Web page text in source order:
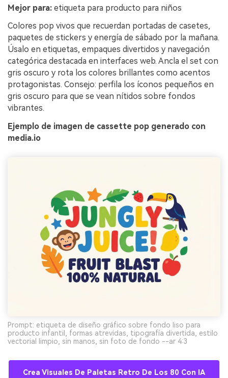
Mejor para: etiqueta para producto para niños
Colores pop vivos que recuerdan portadas de casetes,
paquetes de stickers y energía de sábado por la mañana.
Úsalo en etiquetas, empaques divertidos y navegación
categórica destacada en interfaces web. Ancla el set con
gris oscuro y rota los colores brillantes como acentos
protagonistas. Consejo: perfila los íconos pequeños en
gris oscuro para que se vean nítidos sobre fondos
vibrantes.
Ejemplo de imagen de cassette pop generado con
media.io
Prompt: etiqueta de diseño gráfico sobre fondo liso para
producto infantil, formas atrevidas, tipografía divertida, estilo
vectorial limpio, sin manos, sin foto de fondo --ar 4:3
Crea Visuales De Paletas Retro De Los 80 Con IA